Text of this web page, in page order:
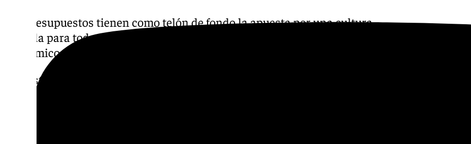
Los presupuestos tienen como telón de fondo la apuesta por una cultura
dirigida para todos desde el punto de vista social y dinamizador
económico. «La cultura genera empleo y economía,» ha reiterado Albás.
Con esta iniciativa, el IMAE reafirma su compromiso con el crecimiento